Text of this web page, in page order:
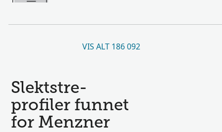
VIS ALT 186 092
Slektstre-
profiler funnet
for Menzner